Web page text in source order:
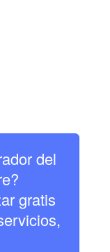
del
gratis